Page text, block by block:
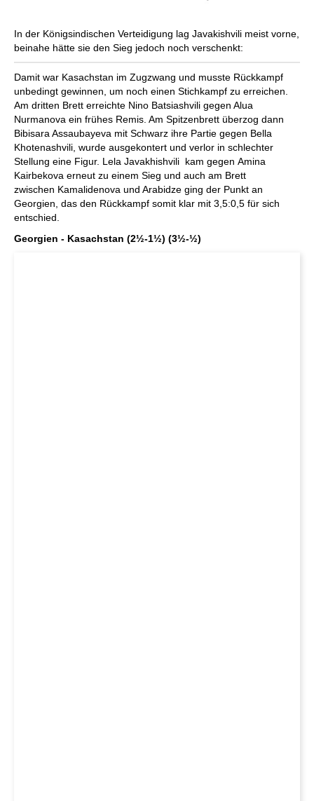
In der Königsindischen Verteidigung lag Javakishvili meist vorne,
beinahe hätte sie den Sieg jedoch noch verschenkt:
Damit war Kasachstan im Zugzwang und musste Rückkampf
unbedingt gewinnen, um noch einen Stichkampf zu erreichen.
Am dritten Brett erreichte Nino Batsiashvili gegen Alua
Nurmanova ein frühes Remis. Am Spitzenbrett überzog dann
Bibisara Assaubayeva mit Schwarz ihre Partie gegen Bella
Khotenashvili, wurde ausgekontert und verlor in schlechter
Stellung eine Figur. Lela Javakhishvili kam gegen Amina
Kairbekova erneut zu einem Sieg und auch am Brett
zwischen Kamalidenova und Arabidze ging der Punkt an
Georgien, das den Rückkampf somit klar mit 3,5:0,5 für sich
entschied.
Georgien - Kasachstan (2½-1½) (3½-½)